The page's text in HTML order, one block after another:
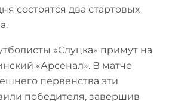
состоятся два стартовых
«Слуцка» примут на
«Арсенал». В матче
первенства эти
победителя, завершив